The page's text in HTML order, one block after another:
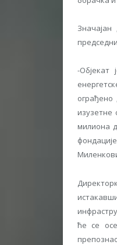
-Објекат
изузетне
милиона
ће се